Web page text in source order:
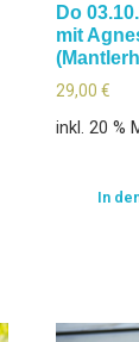
Do
mit
29,00 €
inkl. 20 %
In